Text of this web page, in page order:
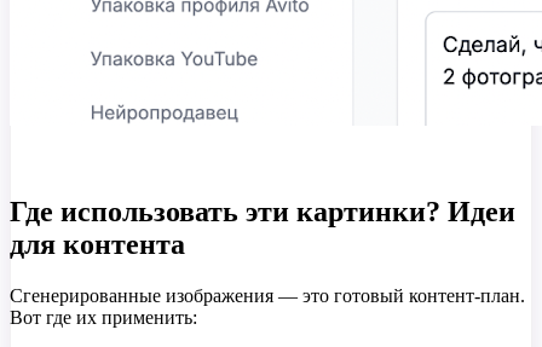
Где использовать эти картинки? Идеи
для контента
Сгенерированные изображения — это готовый контент-план.
Вот где их применить: